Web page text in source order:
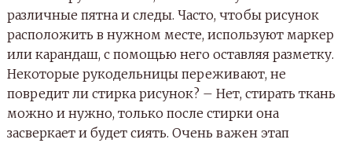
различные пятна и следы. Часто, чтобы рисунок
расположить в нужном месте, используют маркер
или карандаш, с помощью него оставляя разметку.
Некоторые рукодельницы переживают, не
повредит ли стирка рисунок? – Нет, стирать ткань
можно и нужно, только после стирки она
засверкает и будет сиять. Очень важен этап